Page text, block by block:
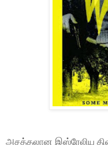
அசத்தலான இஸ்ரேலிய